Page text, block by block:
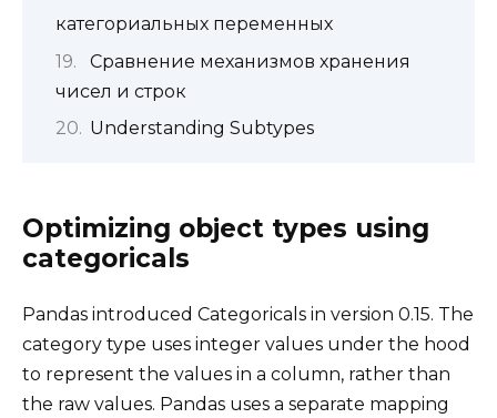
категориальных переменных
Сравнение механизмов хранения
чисел и строк
Understanding Subtypes
Optimizing object types using
categoricals
Pandas introduced Categoricals in version 0.15. The
category type uses integer values under the hood
to represent the values in a column, rather than
the raw values. Pandas uses a separate mapping